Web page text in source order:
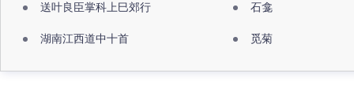
送叶良臣掌科上巳郊行 石龛
湖南江西道中十首 觅菊